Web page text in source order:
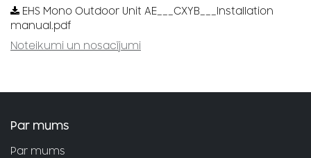
EHS Mono Outdoor Unit AE___CXYB___Installation
manual.pdf
Noteikumi un nosacījumi
Par mums
Par mums